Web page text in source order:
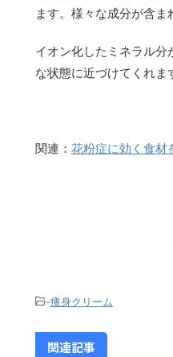
ます。様々な成分が含ま
イオン化したミネラル
な状態に近づけてくれま
関連： 花粉症に効く食材
-痩身クリーム
関連記事